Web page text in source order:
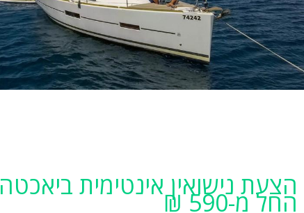
הצעת נישואין אינטימית ביאכטה
החל מ-590 ₪